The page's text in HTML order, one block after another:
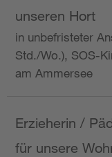
unseren Hort
in unbefristeter
Std./Wo.), SOS-
am Ammersee
Erzieherin /
für unsere